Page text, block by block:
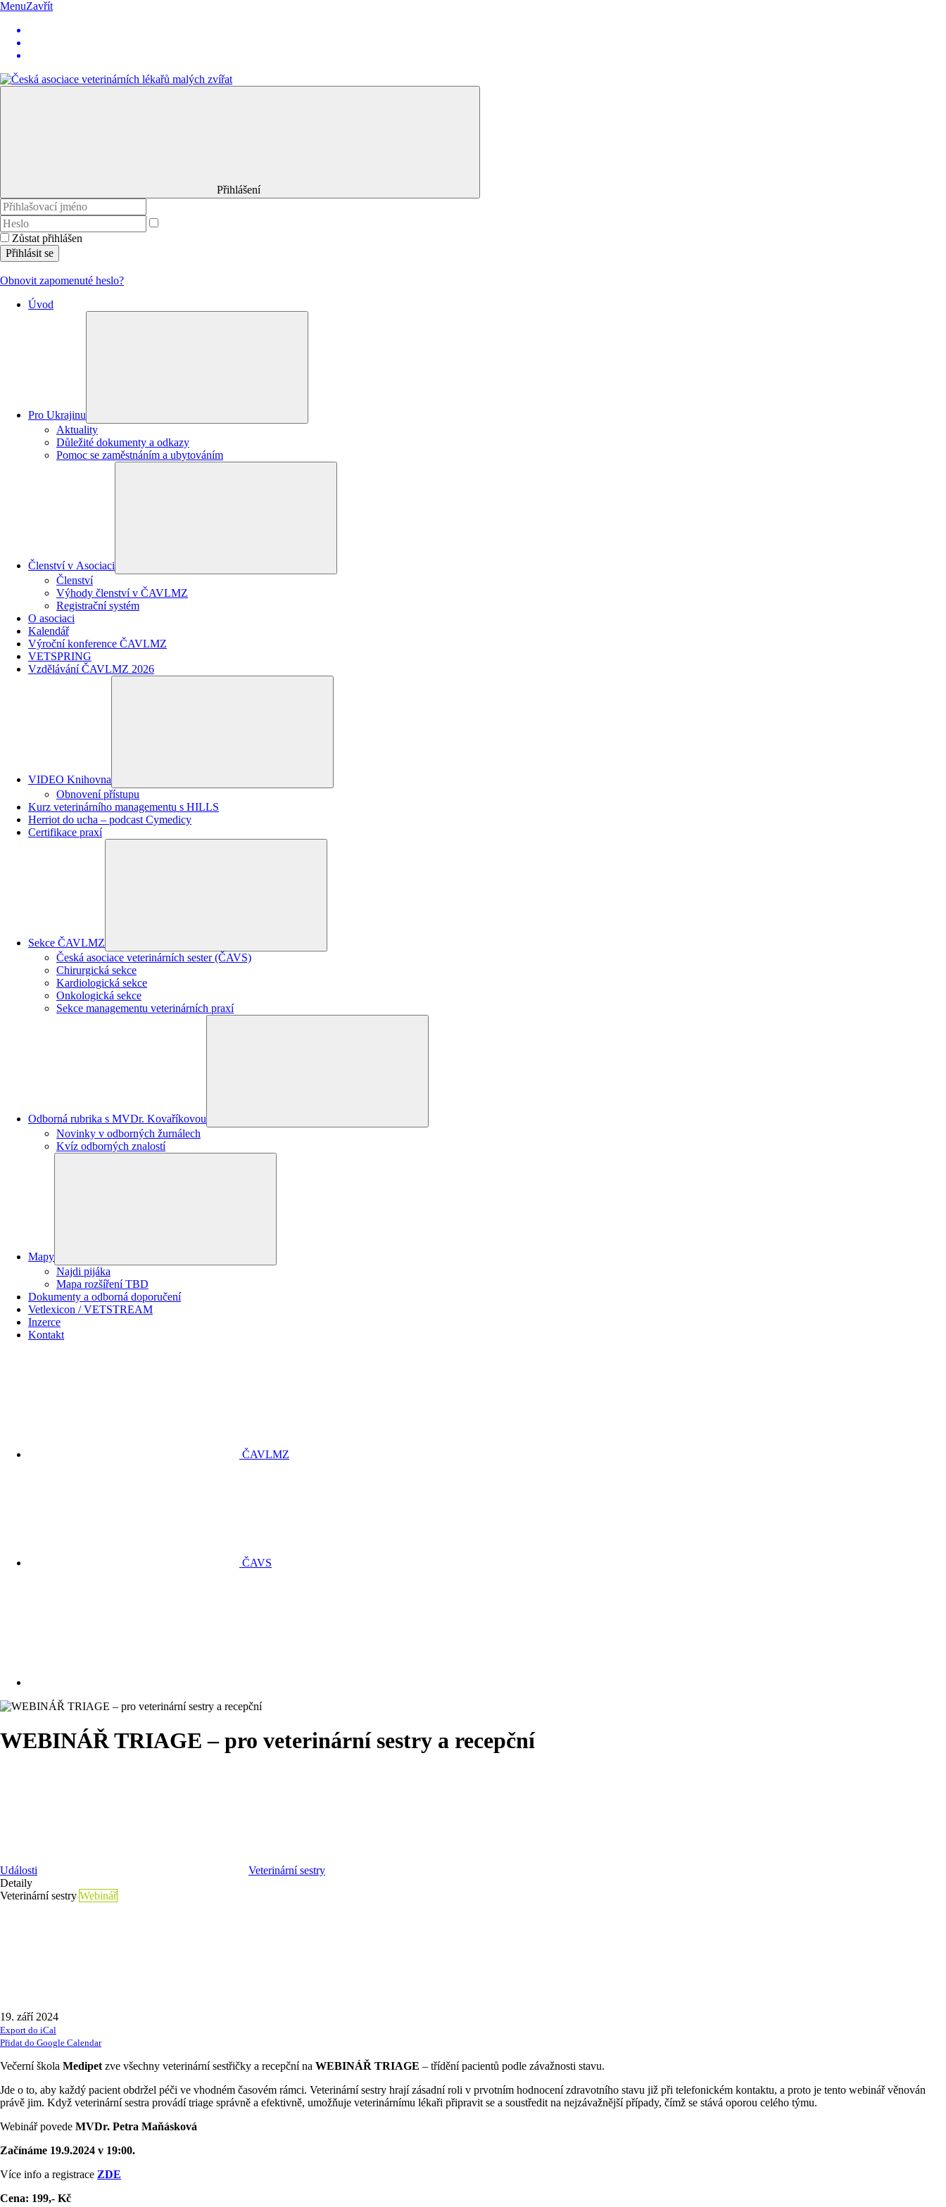
MenuZavřít
Přihlášení
Zůstat přihlášen
Přihlásit se
Obnovit zapomenuté heslo?
Úvod
Pro Ukrajinu
Aktuality
Důležité dokumenty a odkazy
Pomoc se zaměstnáním a ubytováním
Členství v Asociaci
Členství
Výhody členství v ČAVLMZ
Registrační systém
O asociaci
Kalendář
Výroční konference ČAVLMZ
VETSPRING
Vzdělávání ČAVLMZ 2026
VIDEO Knihovna
Obnovení přístupu
Kurz veterinárního managementu s HILLS
Herriot do ucha – podcast Cymedicy
Certifikace praxí
Sekce ČAVLMZ
Česká asociace veterinárních sester (ČAVS)
Chirurgická sekce
Kardiologická sekce
Onkologická sekce
Sekce managementu veterinárních praxí
Odborná rubrika s MVDr. Kovaříkovou
Novinky v odborných žurnálech
Kvíz odborných znalostí
Mapy
Najdi pijáka
Mapa rozšíření TBD
Dokumenty a odborná doporučení
Vetlexicon / VETSTREAM
Inzerce
Kontakt
ČAVLMZ
ČAVS
WEBINÁŘ TRIAGE – pro veterinární sestry a recepční
Události
Veterinární sestry
Detaily
Veterinární sestry Webinář
19. září 2024
Export do iCal
Přidat do Google Calendar
Večerní škola Medipet zve všechny veterinární sestřičky a recepční na WEBINÁŘ TRIAGE – třídění pacientů podle závažnosti stavu.
Jde o to, aby každý pacient obdržel péči ve vhodném časovém rámci. Veterinární sestry hrají zásadní roli v prvotním hodnocení zdravotního stavu již při telefonickém kontaktu, a proto je tento webinář věnován
právě jim. Když veterinární sestra provádí triage správně a efektivně, umožňuje veterinárnímu lékaři připravit se a soustředit na nejzávažnější případy, čímž se stává oporou celého týmu.
Webinář povede MVDr. Petra Maňásková
Začínáme 19.9.2024 v 19:00.
Více info a registrace ZDE
Cena: 199,- Kč